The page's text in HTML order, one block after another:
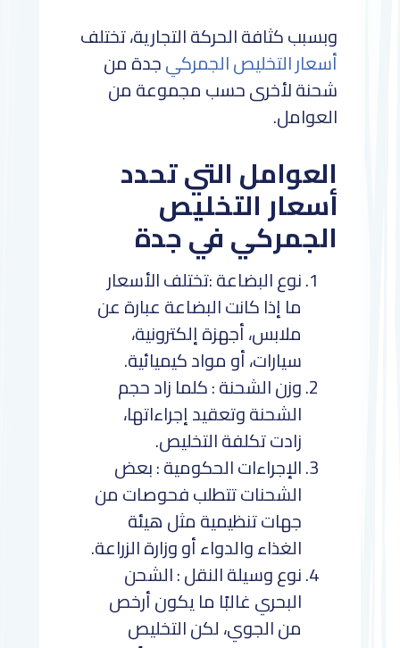
وبسبب كثافة الحركة التجارية، تختلف
أسعار التخليص الجمركيجدة من
شحنة لأخرى حسب مجموعة من
العوامل.
العوامل التي تحدد
أسعار التخليص
الجمركي في جدة
نوع البضاعة :تختلف الأسعار
ما إذا كانت البضاعة عبارة عن
ملابس، أجهزة إلكترونية،
سيارات، أو مواد كيميائية.
وزن الشحنة : كلما زاد حجم
الشحنة وتعقيد إجراءاتها،
زادت تكلفة التخليص.
الإجراءات الحكومية : بعض
الشحنات تتطلب فحوصات من
جهات تنظيمية مثل هيئة
الغذاء والدواء أو وزارة الزراعة.
نوع وسيلة النقل : الشحن
البحري غالبًا ما يكون أرخص
من الجوي، لكن التخليص